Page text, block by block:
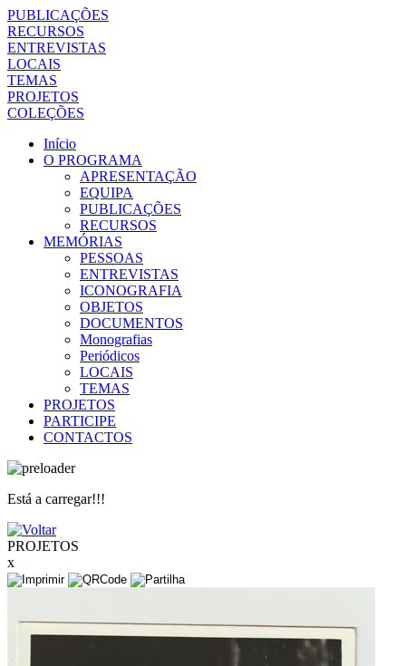
PUBLICAÇÕES
RECURSOS
ENTREVISTAS
LOCAIS
TEMAS
PROJETOS
COLEÇÕES
Início
O PROGRAMA
APRESENTAÇÃO
EQUIPA
PUBLICAÇÕES
RECURSOS
MEMÓRIAS
PESSOAS
ENTREVISTAS
ICONOGRAFIA
OBJETOS
DOCUMENTOS
Monografias
Periódicos
LOCAIS
TEMAS
PROJETOS
PARTICIPE
CONTACTOS
Está a carregar!!!
PROJETOS
x